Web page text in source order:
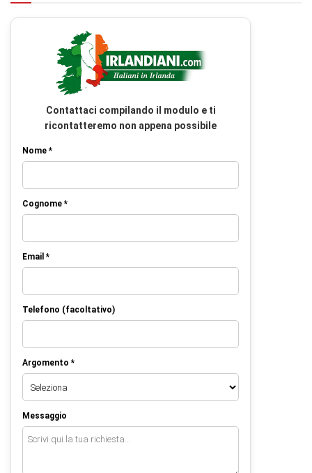
Contattaci compilando il modulo e ti
ricontatteremo non appena possibile
Nome *
Cognome *
Email *
Telefono (facoltativo)
Argomento *
Messaggio